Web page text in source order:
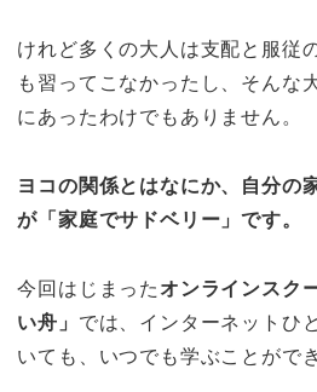
けれど多くの大人は支配と服従
も習ってこなかったし、そんな
にあったわけでもありません。
ヨコの関係とはなにか、自分の
が「家庭でサドベリー」です。
今回はじまったオンラインスク
い舟」 では、インターネットひ
いても、いつでも学ぶことができ